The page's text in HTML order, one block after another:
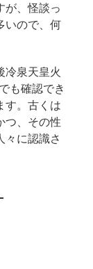
が、怪談っ
いので、何
冷泉天皇火
も確認でき
す。古くは
つ、その性
々に認識さ